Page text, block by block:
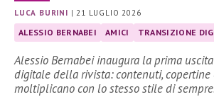
LUCA BURINI | 21 LUGLIO 2026
ALESSIO BERNABEI AMICI TRANSIZIONE
Alessio Bernabei inaugura la prima
digitale della rivista: contenuti,
moltiplicano con lo stesso stile di